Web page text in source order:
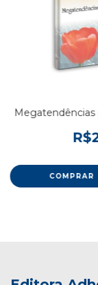
Megatendências